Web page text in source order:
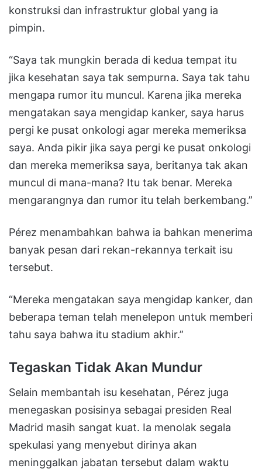
konstruksi dan infrastruktur global yang ia
pimpin.
“Saya tak mungkin berada di kedua tempat itu
jika kesehatan saya tak sempurna. Saya tak tahu
mengapa rumor itu muncul. Karena jika mereka
mengatakan saya mengidap kanker, saya harus
pergi ke pusat onkologi agar mereka memeriksa
saya. Anda pikir jika saya pergi ke pusat onkologi
dan mereka memeriksa saya, beritanya tak akan
muncul di mana-mana? Itu tak benar. Mereka
mengarangnya dan rumor itu telah berkembang.”
Pérez menambahkan bahwa ia bahkan menerima
banyak pesan dari rekan-rekannya terkait isu
tersebut.
“Mereka mengatakan saya mengidap kanker, dan
beberapa teman telah menelepon untuk memberi
tahu saya bahwa itu stadium akhir.”
Tegaskan Tidak Akan Mundur
Selain membantah isu kesehatan, Pérez juga
menegaskan posisinya sebagai presiden Real
Madrid masih sangat kuat. Ia menolak segala
spekulasi yang menyebut dirinya akan
meninggalkan jabatan tersebut dalam waktu